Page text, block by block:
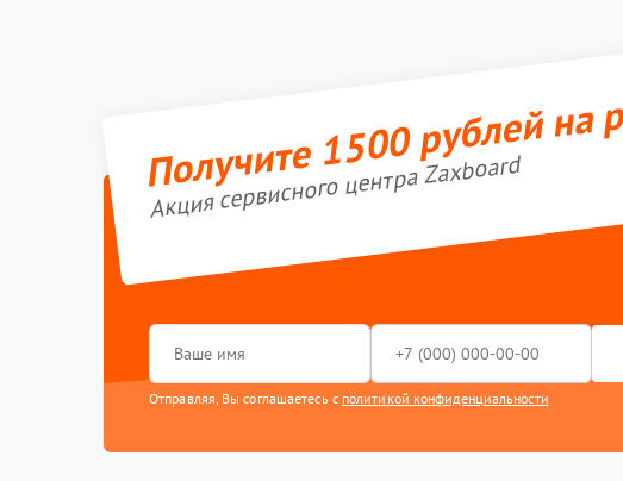
Замена резины
Гидроизоляция
Замена подсветки
Получите 1500 рублей
Акция сервисного центра Zaxboard
Отправляя, Вы соглашаетесь с политикой конфиденциальности